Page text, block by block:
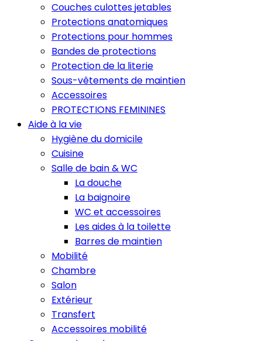
Couches culottes jetables
Protections anatomiques
Protections pour hommes
Bandes de protections
Protection de la literie
Sous-vêtements de maintien
Accessoires
PROTECTIONS FEMININES
Aide à la vie
Hygiène du domicile
Cuisine
Salle de bain & WC
La douche
La baignoire
WC et accessoires
Les aides à la toilette
Barres de maintien
Mobilité
Chambre
Salon
Extérieur
Transfert
Accessoires mobilité